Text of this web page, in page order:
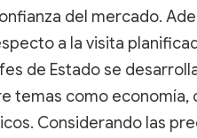
del mercado.
a la visita
de Estado se
temas como economía,
Considerando las